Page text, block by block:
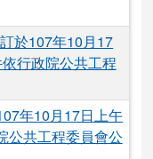
於107年10月17
行政院公共工程
年10月17日上午
公共工程委員會公